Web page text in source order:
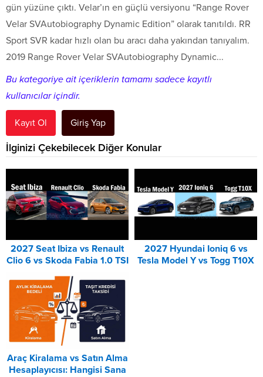
gün yüzüne çıktı. Velar’ın en güçlü versiyonu “Range Rover
Velar SVAutobiography Dynamic Edition” olarak tanıtıldı. RR
Sport SVR kadar hızlı olan bu aracı daha yakından tanıyalım.
2019 Range Rover Velar SVAutobiography Dynamic...
Bu kategoriye ait içeriklerin tamamı sadece kayıtlı
kullanıcılar içindir.
Kayıt Ol Giriş Yap
İlginizi Çekebilecek Diğer Konular
2027 Seat Ibiza vs Renault
Clio 6 vs Skoda Fabia 1.0 TSI
2027 Hyundai Ioniq 6 vs
Tesla Model Y vs Togg T10X
Araç Kiralama vs Satın Alma
Hesaplayıcısı: Hangisi Sana